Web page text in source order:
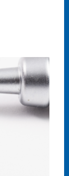
ENGLISH